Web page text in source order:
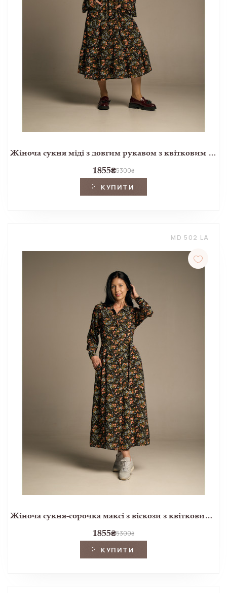
Жіноча сукня міді з довгим рукавом з квітковим принтом Ellerby black
1855₴5300₴
КУПИТИ
MD 502 LA
Жіноча сукня-сорочка максі з віскози з квітковим принтом Ellerby black
1855₴5300₴
КУПИТИ